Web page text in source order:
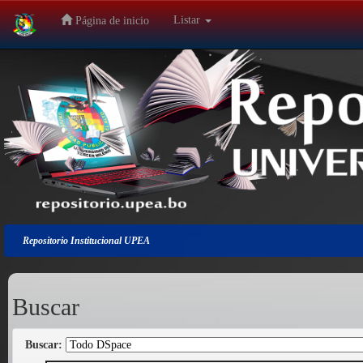
Salir
navegación
Página de inicio Listar
Repositorio Institucional UPEA
Buscar
Buscar: